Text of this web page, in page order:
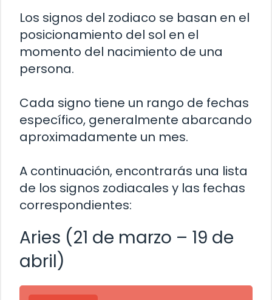
Los signos del zodiaco se basan en el
posicionamiento del sol en el
momento del nacimiento de una
persona.
Cada signo tiene un rango de fechas
específico, generalmente abarcando
aproximadamente un mes.
A continuación, encontrarás una lista
de los signos zodiacales y las fechas
correspondientes:
Aries (21 de marzo – 19 de
abril)